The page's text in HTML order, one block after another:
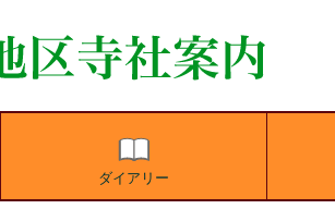
ダイアリー